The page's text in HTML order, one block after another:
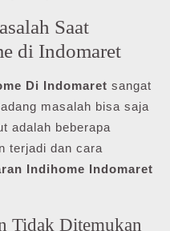
Saat
di Indomaret
Di Indomaret sangat
masalah bisa saja
adalah beberapa
terjadi dan cara
Indihome Indomaret
Tidak Ditemukan